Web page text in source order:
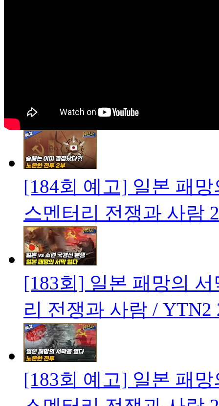
[184회 예고] 일본 패
스멘터리 전쟁과 사람
[183회] 일본 패망의
리 전쟁과 사람 / YTN2
[183회 예고] 일본 패